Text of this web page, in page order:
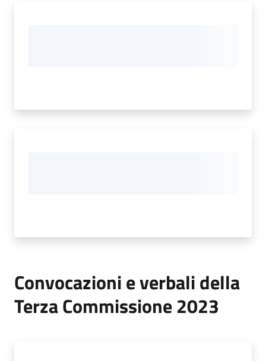
Convocazioni e verbali della
Terza Commissione 2023